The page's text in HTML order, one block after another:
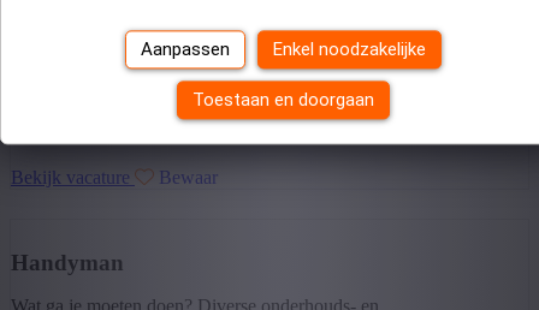
Aanpassen Enkel noodzakelijke
Toestaan en doorgaan
Option contrat fixe
Gepubliceerd op 10/07/2026
Bekijk vacature Bewaar
Handyman
Wat ga je moeten doen? Diverse onderhouds- en